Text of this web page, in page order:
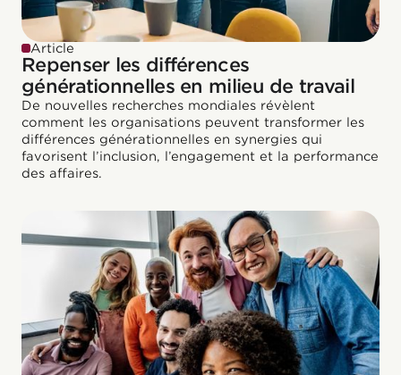
Article
Repenser les différences
générationnelles en milieu de travail
De nouvelles recherches mondiales révèlent
comment les organisations peuvent transformer les
différences générationnelles en synergies qui
favorisent l’inclusion, l’engagement et la performance
des affaires.